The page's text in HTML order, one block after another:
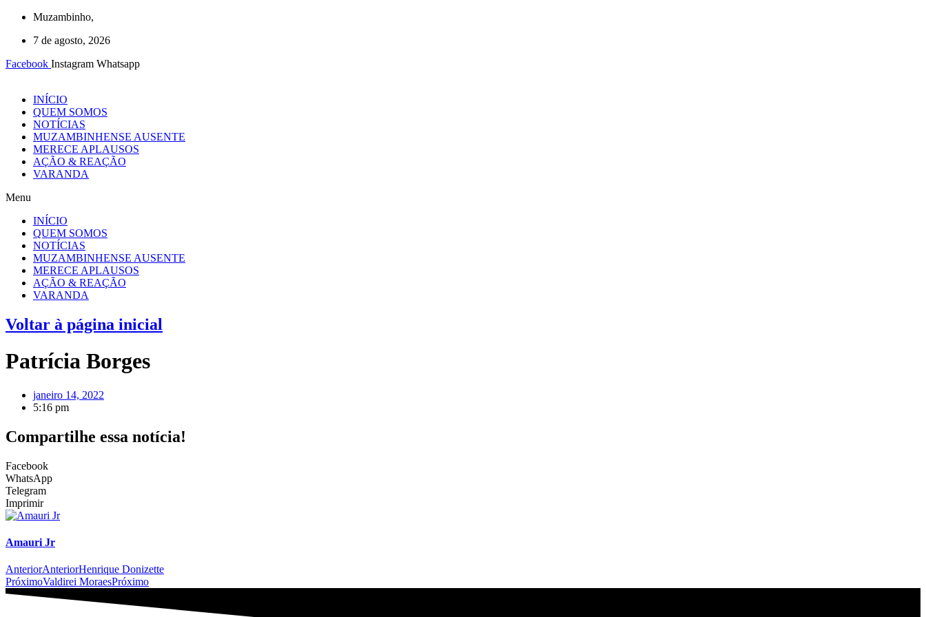
Muzambinho,
7 de agosto, 2026
Facebook Instagram Whatsapp
INÍCIO
QUEM SOMOS
NOTÍCIAS
MUZAMBINHENSE AUSENTE
MERECE APLAUSOS
AÇÃO & REAÇÃO
VARANDA
Menu
INÍCIO
QUEM SOMOS
NOTÍCIAS
MUZAMBINHENSE AUSENTE
MERECE APLAUSOS
AÇÃO & REAÇÃO
VARANDA
Voltar à página inicial
Patrícia Borges
janeiro 14, 2022
5:16 pm
Compartilhe essa notícia!
Facebook
WhatsApp
Telegram
Imprimir
Amauri Jr
AnteriorAnteriorHenrique Donizette
PróximoValdirei MoraesPróximo